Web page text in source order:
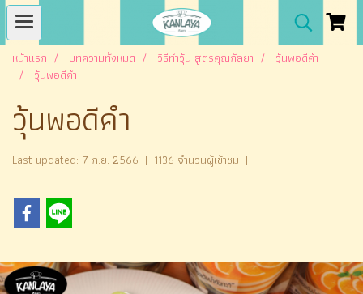
หน้าแรก บทความทั้งหมด วิธีทำวุ้น สูตรคุณกัลยา
วุ้นพอดีคำ
วุ้นพอดีคำ
วุ้นพอดีคำ
Last updated: 7 ก.ย. 2566 | 1136 จำนวนผู้เข้าชม |